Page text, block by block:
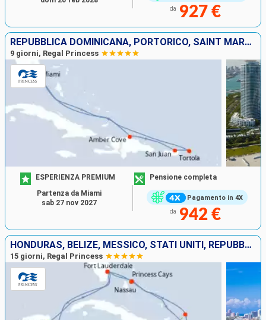
da 927 €
REPUBBLICA DOMINICANA, PORTORICO, SAINT MARTIN, TORTOLA, STATI UNITI
9 giorni, Regal Princess
Pagamento in 4X
ESPERIENZA PREMIUM Pensione completa
da 942 €
Partenza da Miami
sab 27 nov 2027
HONDURAS, BELIZE, MESSICO, STATI UNITI, REPUBBLICA DOMINICANA, ISOLE TURKS E CAICOS, BAHAMAS
15 giorni, Regal Princess